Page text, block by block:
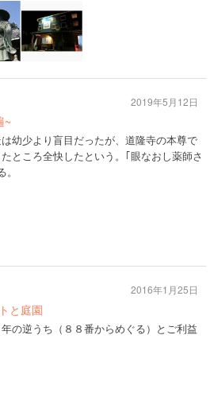
~
幼少より盲目だったが、道隆寺の本尊で
ところ全快したという。｢眼なおし薬師さ
2019年5月12日
と庭園
の逆うち（８８番からめぐる）とご利益
2016年1月25日